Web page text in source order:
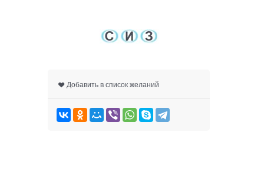
Добавить в список желаний